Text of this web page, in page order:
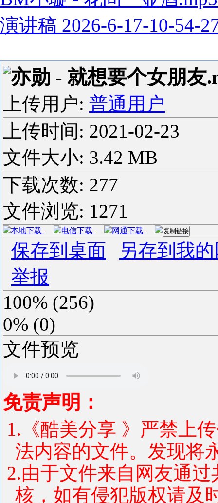
演讲稿 2026-6-17-10-54-
亦勋 - 就想要个女朋友
上传用户: 普通用户
上传时间: 2021-02-23
文件大小: 3.42 MB
下载次数: 277
文件浏览: 1271
本地下载 电信下载 网通下载 复制链接
保存到桌面
另存到我
举报
100% (256)
0% (0)
文件预览
免责声明：
1.《酷美分享 》严禁上
法内容的文件。发现将
2.由于文件来自网友通
核，如有侵犯版权请及